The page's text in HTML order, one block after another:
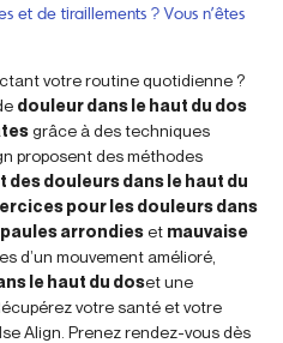
et de tiraillements ? Vous n’êtes
votre routine quotidienne ?
douleur dans le haut du dos
grâce à des techniques
proposent des méthodes
des douleurs dans le haut du
pour les douleurs dans
arrondieset mauvaise
d’un mouvement amélioré,
le haut du doset une
votre santé et votre
Align. Prenez rendez-vous dès